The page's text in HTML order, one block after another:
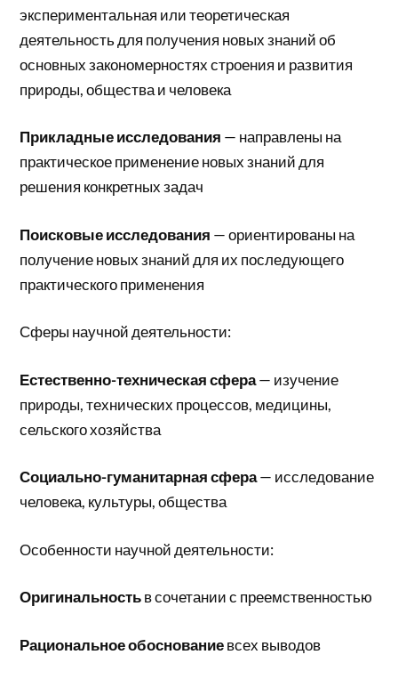
экспериментальная или теоретическая
деятельность для получения новых знаний об
основных закономерностях строения и развития
природы, общества и человека
Прикладные исследования — направлены на
практическое применение новых знаний для
решения конкретных задач
Поисковые исследования — ориентированы на
получение новых знаний для их последующего
практического применения
Сферы научной деятельности:
Естественно-техническая сфера— изучение
природы, технических процессов, медицины,
сельского хозяйства
Социально-гуманитарная сфера— исследование
человека, культуры, общества
Особенности научной деятельности:
Оригинальностьв сочетании с преемственностью
Рациональное обоснованиевсех выводов